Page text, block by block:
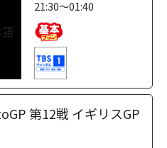
21:30～01:40
第12戦 イギリスGP